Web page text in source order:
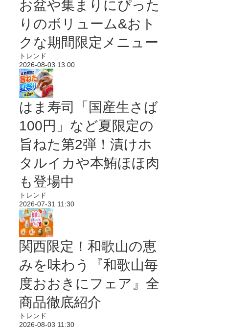
お盆や集まりにぴった
りのボリューム&おト
クな期間限定メニュー
トレンド
2026-08-03 13:00
はま寿司「国産生さば
100円」など夏限定の
旨ねた第2弾！漬けホ
タルイカや本鮪ほほ肉
も登場中
トレンド
2026-07-31 11:30
関西限定！和歌山の恵
みを味わう『和歌山毎
度おおきにフェア』全
商品徹底紹介
トレンド
2026-08-03 11:30